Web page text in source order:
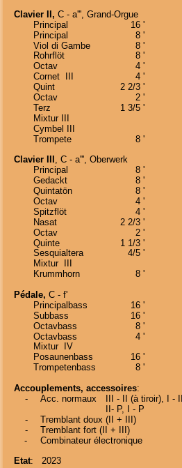
Clavier II, C - a''', Grand-Orgue
Principal
16 '
Principal
8 '
Viol di Gambe
8 '
Rohrflöt
8 '
Octav
4 '
Cornet  III
4 '
Quint
2 2/3 '
Octav
2 '
Terz
1 3/5 '
Mixtur III
Cymbel III
Trompete
8 '
Clavier III , C - a''', Oberwerk
Principal
8 '
Gedackt
8 '
Quintatön
8 '
Octav
4 '
Spitzflöt
4 '
Nasat
2 2/3 '
Octav
2 '
Quinte
1 1/3 '
Sesquialtera
4/5 '
Mixtur  III
Krummhorn
8 '
Pédale, C - f'
Principalbass
16 '
Subbass
16 '
Octavbass
8 '
Octavbass
4 '
Mixtur  IV
Posaunenbass
16 '
Trompetenbass
8 '
Accouplements, accessoires:
    -
Acc. normaux
III - II (à tiroir), I -
II- P, I - P
    -
Tremblant doux (II + III)
    -
Tremblant fort (II + III)
-
Combinateur électronique
Etat:   2023